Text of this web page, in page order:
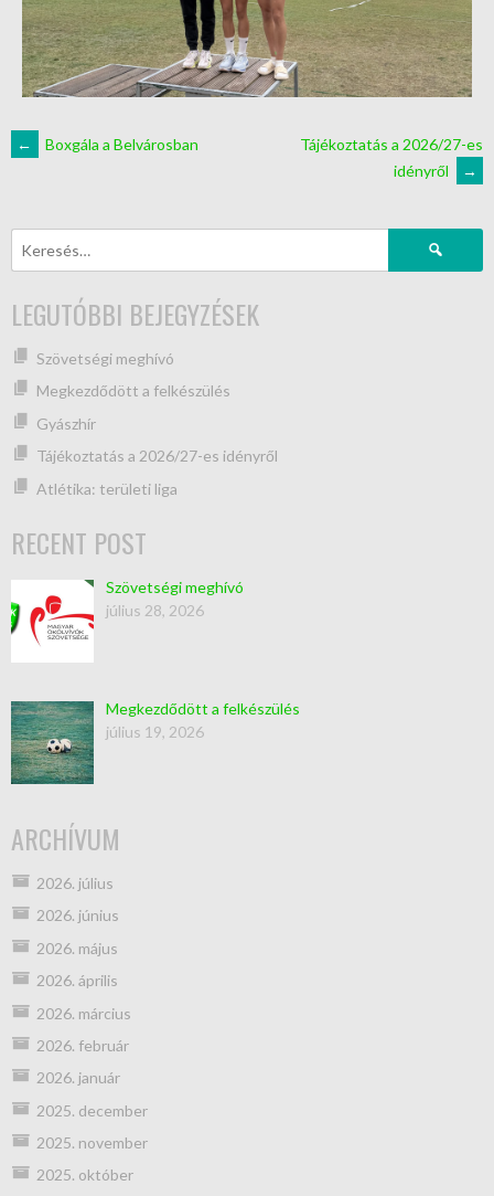
← Boxgála a Belvárosban
Tájékoztatás a 2026/27-es
idényről
→
LEGUTÓBBI BEJEGYZÉSEK
Szövetségi meghívó
Megkezdődött a felkészülés
Gyászhír
Tájékoztatás a 2026/27-es idényről
Atlétika: területi liga
RECENT POST
Szövetségi meghívó
július 28, 2026
Megkezdődött a felkészülés
július 19, 2026
ARCHÍVUM
2026. július
2026. június
2026. május
2026. április
2026. március
2026. február
2026. január
2025. december
2025. november
2025. október